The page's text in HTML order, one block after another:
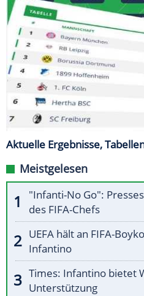
Aktuelle Ergebnisse,
Meistgelesen
"Infanti-No Go":
des FIFA-Chefs
UEFA hält an FIFA-
Infantino
Times: Infantino bietet
Unterstützung